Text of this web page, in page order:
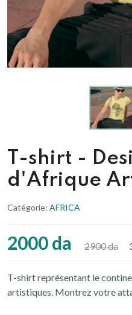
T-shirt -
d'Afrique
Catégorie: AFRICA
2000 da 2900 da
T-shirt représentant le
artistiques. Montrez votre